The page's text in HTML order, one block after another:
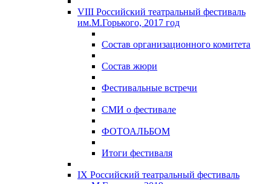
VIII Российский театральный фестиваль
им.М.Горького, 2017 год
Состав организационного комитета
Состав жюри
Фестивальные встречи
СМИ о фестивале
ФОТОАЛЬБОМ
Итоги фестиваля
IX Российский театральный фестиваль